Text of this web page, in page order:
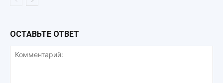
ОСТАВЬТЕ ОТВЕТ